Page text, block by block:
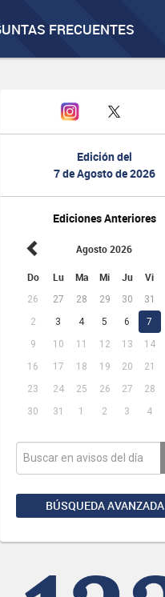
FRECUENTES
Edición del
7 de Agosto de 2026
Ediciones Anteriores
Agosto 2026
Do Lu Ma Mi Ju Vi
26 27 28 29 30 31
2
3 4 5 6 7
9
10 11 12 13 14
16
17 18 19 20 21
23
24 25 26 27 28
30
31 1 2 3 4
BÚSQUEDA AVANZADA